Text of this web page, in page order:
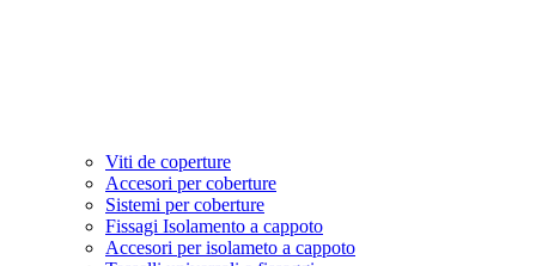
Viti de coperture
Accesori per coberture
Sistemi per coberture
Fissagi Isolamento a cappoto
Accesori per isolameto a cappoto